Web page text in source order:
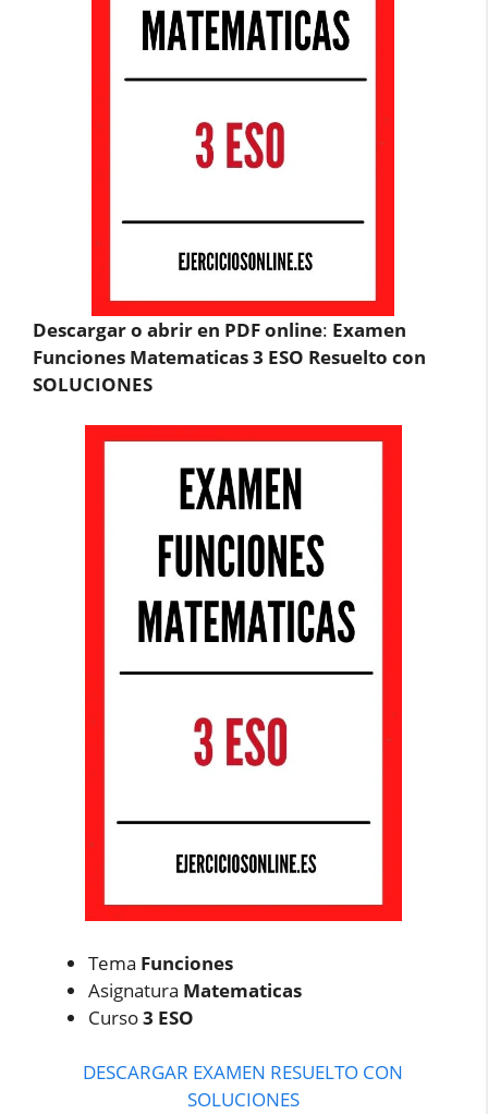
Descargar o abrir en PDF online: Examen
Funciones Matematicas 3 ESO Resuelto con
SOLUCIONES
Tema Funciones
Asignatura Matematicas
Curso3 ESO
DESCARGAR EXAMEN RESUELTO CON
SOLUCIONES